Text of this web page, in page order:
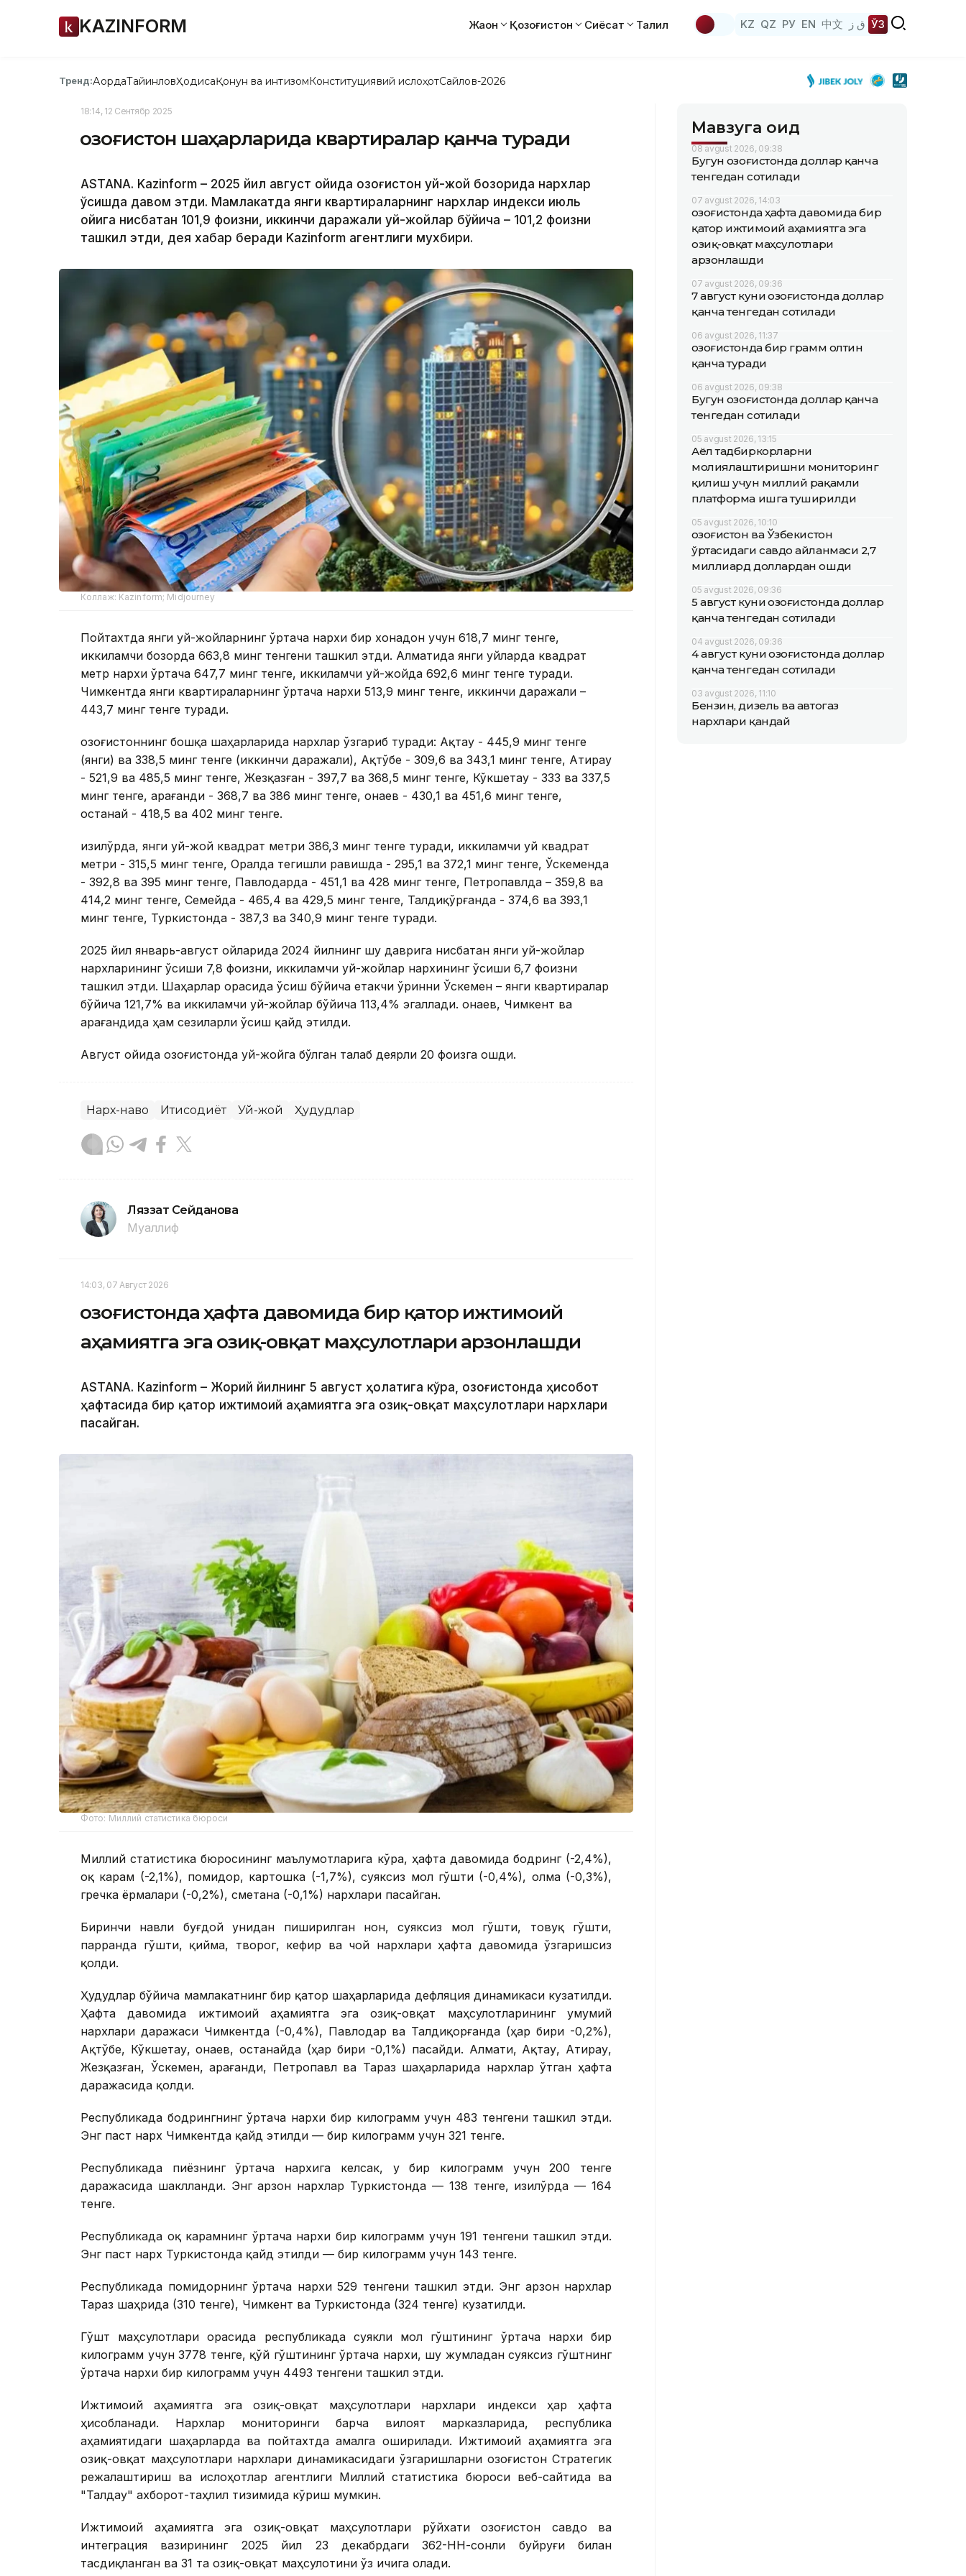
KAZINFORM Жаҳон Қозоғистон Сиёсат Таҳлил KZ QZ РУ EN 中文 ق ز ЎЗ
Тренд:АқордаТайинловҲодисаҚонун ва интизомКонституциявий ислоҳотСайлов-2026
18:14, 12 Сентябр 2025
Қозоғистон шаҳарларида квартиралар қанча туради
ASTANA. Kazinform – 2025 йил август ойида Қозоғистон уй-жой бозорида нархлар
ўсишда давом этди. Мамлакатда янги квартираларнинг нархлар индекси июль
ойига нисбатан 101,9 фоизни, иккинчи даражали уй-жойлар бўйича – 101,2 фоизни
ташкил этди, дея хабар беради Kazinform агентлиги мухбири.
Коллаж: Kazinform; Midjourney
Пойтахтда янги уй-жойларнинг ўртача нархи бир хонадон учун 618,7 минг тенге,
иккиламчи бозорда 663,8 минг тенгени ташкил этди. Алматида янги уйларда квадрат
метр нархи ўртача 647,7 минг тенге, иккиламчи уй-жойда 692,6 минг тенге туради.
Чимкентда янги квартираларнинг ўртача нархи 513,9 минг тенге, иккинчи даражали –
443,7 минг тенге туради.
Қозоғистоннинг бошқа шаҳарларида нархлар ўзгариб туради: Ақтау - 445,9 минг тенге
(янги) ва 338,5 минг тенге (иккинчи даражали), Ақтўбе - 309,6 ва 343,1 минг тенге, Атирау
- 521,9 ва 485,5 минг тенге, Жезқазған - 397,7 ва 368,5 минг тенге, Кўкшетау - 333 ва 337,5
минг тенге, Қарағанди - 368,7 ва 386 минг тенге, Қонаев - 430,1 ва 451,6 минг тенге,
Қостанай - 418,5 ва 402 минг тенге.
Қизилўрда, янги уй-жой квадрат метри 386,3 минг тенге туради, иккиламчи уй квадрат
метри - 315,5 минг тенге, Оралда тегишли равишда - 295,1 ва 372,1 минг тенге, Ўскеменда
- 392,8 ва 395 минг тенге, Павлодарда - 451,1 ва 428 минг тенге, Петропавлда – 359,8 ва
414,2 минг тенге, Семейда - 465,4 ва 429,5 минг тенге, Талдиқўрғанда - 374,6 ва 393,1
минг тенге, Туркистонда - 387,3 ва 340,9 минг тенге туради.
2025 йил январь-август ойларида 2024 йилнинг шу даврига нисбатан янги уй-жойлар
нархларининг ўсиши 7,8 фоизни, иккиламчи уй-жойлар нархининг ўсиши 6,7 фоизни
ташкил этди. Шаҳарлар орасида ўсиш бўйича етакчи ўринни Ўскемен – янги квартиралар
бўйича 121,7% ва иккиламчи уй-жойлар бўйича 113,4% эгаллади. Қонаев, Чимкент ва
Қарағандида ҳам сезиларли ўсиш қайд этилди.
Август ойида Қозоғистонда уй-жойга бўлган талаб деярли 20 фоизга ошди.
Нарх-наво Иқтисодиёт Уй-жой Ҳудудлар
Ляззат Сейданова
Муаллиф
14:03, 07 Август 2026
Қозоғистонда ҳафта давомида бир қатор ижтимоий
аҳамиятга эга озиқ-овқат маҳсулотлари арзонлашди
ASTANА. Кazinform – Жорий йилнинг 5 август ҳолатига кўра, Қозоғистонда ҳисобот
ҳафтасида бир қатор ижтимоий аҳамиятга эга озиқ-овқат маҳсулотлари нархлари
пасайган.
Фото: Миллий статистика бюроси
Миллий статистика бюросининг маълумотларига кўра, ҳафта давомида бодринг (-2,4%),
оқ карам (-2,1%), помидор, картошка (-1,7%), суяксиз мол гўшти (-0,4%), олма (-0,3%),
гречка ёрмалари (-0,2%), сметана (-0,1%) нархлари пасайган.
Биринчи навли буғдой унидан пиширилган нон, суяксиз мол гўшти, товуқ гўшти,
парранда гўшти, қийма, творог, кефир ва чой нархлари ҳафта давомида ўзгаришсиз
қолди.
Ҳудудлар бўйича мамлакатнинг бир қатор шаҳарларида дефляция динамикаси кузатилди.
Ҳафта давомида ижтимоий аҳамиятга эга озиқ-овқат маҳсулотларининг умумий
нархлари даражаси Чимкентда (-0,4%), Павлодар ва Талдиқорғанда (ҳар бири -0,2%),
Ақтўбе, Кўкшетау, Қонаев, Қостанайда (ҳар бири -0,1%) пасайди. Алмати, Ақтау, Атирау,
Жезқазған, Ўскемен, Қарағанди, Петропавл ва Тараз шаҳарларида нархлар ўтган ҳафта
даражасида қолди.
Республикада бодрингнинг ўртача нархи бир килограмм учун 483 тенгени ташкил этди.
Энг паст нарх Чимкентда қайд этилди — бир килограмм учун 321 тенге.
Республикада пиёзнинг ўртача нархига келсак, у бир килограмм учун 200 тенге
даражасида шаклланди. Энг арзон нархлар Туркистонда — 138 тенге, Қизилўрда — 164
тенге.
Республикада оқ карамнинг ўртача нархи бир килограмм учун 191 тенгени ташкил этди.
Энг паст нарх Туркистонда қайд этилди — бир килограмм учун 143 тенге.
Республикада помидорнинг ўртача нархи 529 тенгени ташкил этди. Энг арзон нархлар
Тараз шаҳрида (310 тенге), Чимкент ва Туркистонда (324 тенге) кузатилди.
Гўшт маҳсулотлари орасида республикада суякли мол гўштининг ўртача нархи бир
килограмм учун 3778 тенге, қўй гўштининг ўртача нархи, шу жумладан суяксиз гўштнинг
ўртача нархи бир килограмм учун 4493 тенгени ташкил этди.
Ижтимоий аҳамиятга эга озиқ-овқат маҳсулотлари нархлари индекси ҳар ҳафта
ҳисобланади. Нархлар мониторинги барча вилоят марказларида, республика
аҳамиятидаги шаҳарларда ва пойтахтда амалга оширилади. Ижтимоий аҳамиятга эга
озиқ-овқат маҳсулотлари нархлари динамикасидаги ўзгаришларни Қозоғистон Стратегик
режалаштириш ва ислоҳотлар агентлиги Миллий статистика бюроси веб-сайтида ва
"Талдау" ахборот-таҳлил тизимида кўриш мумкин.
Ижтимоий аҳамиятга эга озиқ-овқат маҳсулотлари рўйхати Қозоғистон савдо ва
интеграция вазирининг 2025 йил 23 декабрдаги 362-НН-сонли буйруғи билан
тасдиқланган ва 31 та озиқ-овқат маҳсулотини ўз ичига олади.
Мавзуга оид
08 avgust 2026, 09:38
Бугун Қозоғистонда доллар қанча
тенгедан сотилади
07 avgust 2026, 14:03
Қозоғистонда ҳафта давомида бир
қатор ижтимоий аҳамиятга эга
озиқ-овқат маҳсулотлари
арзонлашди
07 avgust 2026, 09:36
7 август куни Қозоғистонда доллар
қанча тенгедан сотилади
06 avgust 2026, 11:37
Қозоғистонда бир грамм олтин
қанча туради
06 avgust 2026, 09:38
Бугун Қозоғистонда доллар қанча
тенгедан сотилади
05 avgust 2026, 13:15
Аёл тадбиркорларни
молиялаштиришни мониторинг
қилиш учун миллий рақамли
платформа ишга туширилди
05 avgust 2026, 10:10
Қозоғистон ва Ўзбекистон
ўртасидаги савдо айланмаси 2,7
миллиард доллардан ошди
05 avgust 2026, 09:36
5 август куни Қозоғистонда доллар
қанча тенгедан сотилади
04 avgust 2026, 09:36
4 август куни Қозоғистонда доллар
қанча тенгедан сотилади
03 avgust 2026, 11:10
Бензин, дизель ва автогаз
нархлари қандай